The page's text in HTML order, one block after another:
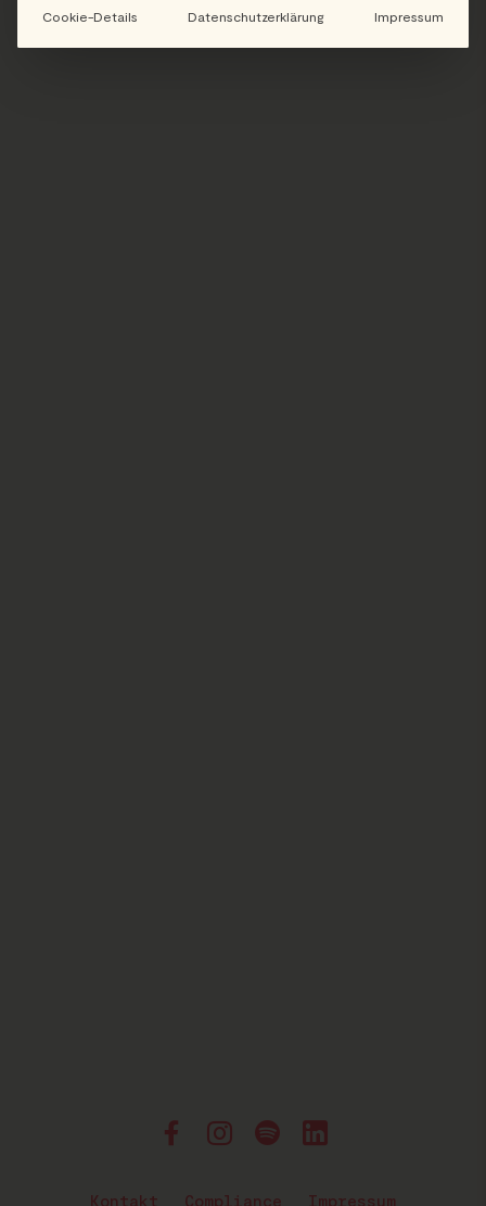
Kontakt Compliance Impressum
Cookie-Details Datenschutzerklärung Impressum